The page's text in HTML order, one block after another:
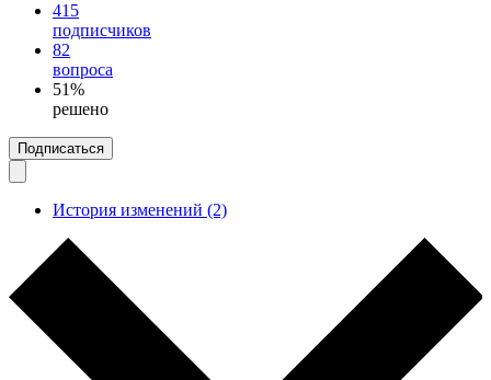
415
подписчиков
82
вопроса
51%
решено
Подписаться
История изменений (2)